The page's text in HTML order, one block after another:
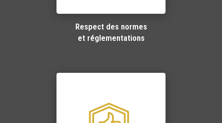
Respect des normes
et réglementations